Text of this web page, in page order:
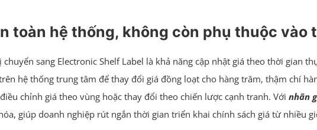
toàn hệ thống, không còn phụ thuộc vào
sang Electronic Shelf Label là khả năng cập nhật giá theo thời gian
hệ thống trung tâm để thay đổi giá đồng loạt cho hàng trăm, thậm chí
chỉnh giá theo vùng hoặc thay đổi theo chiến lược cạnh tranh. Với nhãn
giúp doanh nghiệp rút ngắn thời gian triển khai chính sách giá từ nhiều